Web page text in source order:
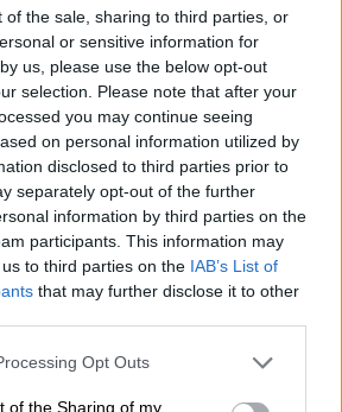
of the sale, sharing to third parties, or
or sensitive information for
us, please use the below opt-out
selection. Please note that after your
you may continue seeing
on personal information utilized by
disclosed to third parties prior to
separately opt-out of the further
information by third parties on the
participants. This information may
to third parties on the IAB’s List of
that may further disclose it to other
website/app uses one or more Google
or usage behaviour. You may click to
Opt Outs
of the Sharing of my
. ΟΠαύλος
την τακτική ενημέρωση
σήμερα (2/4),
της κυβέρνησης είναι
το "ως εδώ"».
της κυβέρνησης είναι να
ως εδώ",να βάλει μια
παθογένεια, το "ως
του ΟΠΕΚΕΠΕ, είναι η